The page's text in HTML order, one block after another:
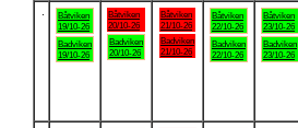
Båtviken
19/10-26
Badviken
19/10-26
Båtviken
20/10-26
Badviken
20/10-26
Båtviken
21/10-26
Badviken
21/10-26
Båtviken
22/10-26
Badviken
22/10-26
Båtviken
23/10-26
Badviken
23/10-26